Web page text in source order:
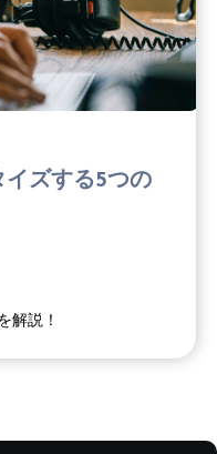
ズする5つの
解説！